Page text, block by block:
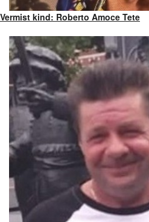
Vermist kind: Roberto Amoce Tete